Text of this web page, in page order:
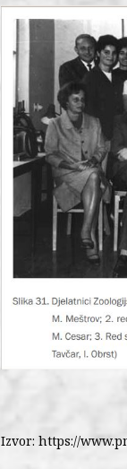
Izvor: https://